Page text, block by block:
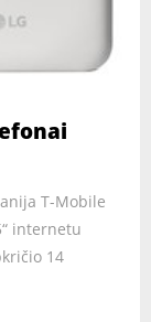
T-Mobile
internetu
14